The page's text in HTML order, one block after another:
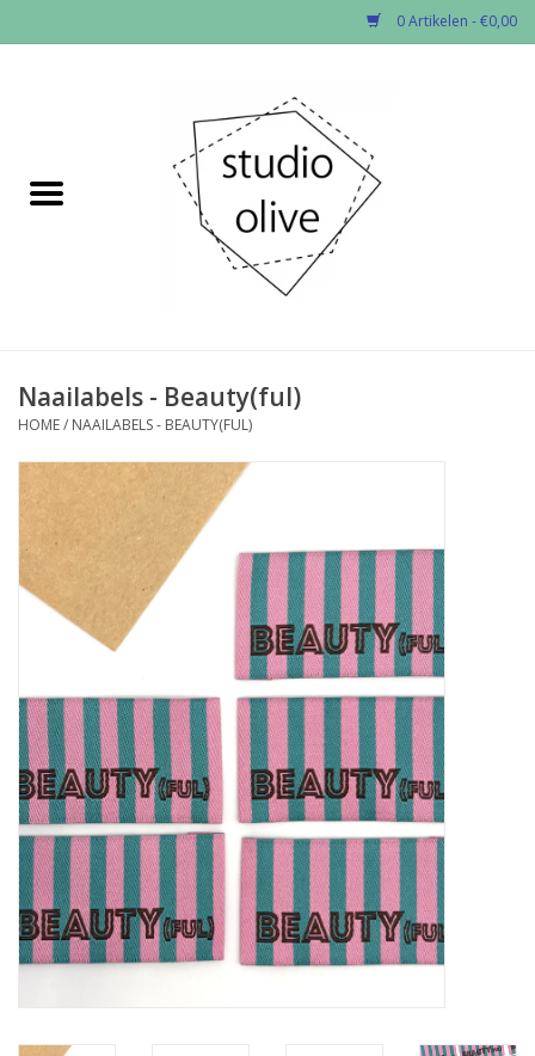
0 Artikelen - €0,00
✂︎Nieuw
Fournituren
Workshops
Diy pakketten
Studio Olive inspireert....
Naailabels - Beauty(ful)
HOME/ NAAILABELS - BEAUTY(FUL)